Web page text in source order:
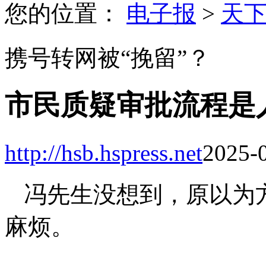
您的位置： 电子报 > 天
携号转网被“挽留”？
市民质疑审批流程是
http://hsb.hspress.net2025-
冯先生没想到，原以为
麻烦。